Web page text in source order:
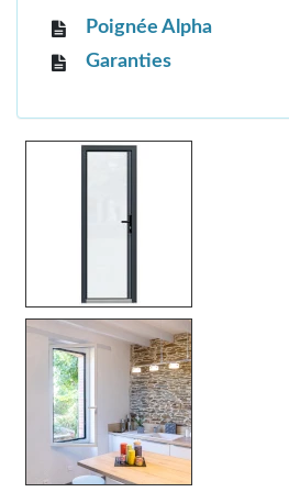
Poignée Alpha
Garanties